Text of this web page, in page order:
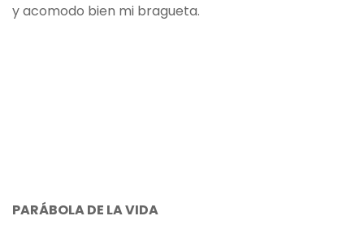
y acomodo bien mi bragueta.
PARÁBOLA DE LA VIDA